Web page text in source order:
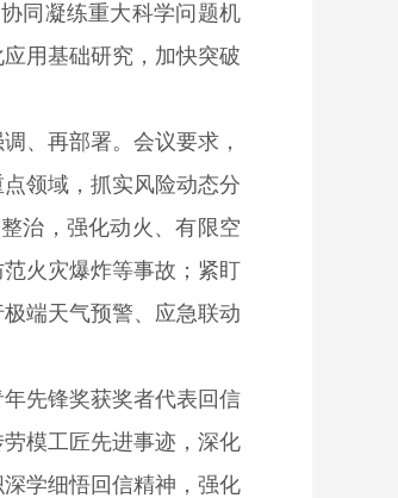
同凝练重大科学问题机
用基础研究，加快突破
、再部署。会议要求，
领域，抓实风险动态分
治，强化动火、有限空
火灾爆炸等事故；紧盯
端天气预警、应急联动
先锋奖获奖者代表回信
模工匠先进事迹，深化
学细悟回信精神，强化